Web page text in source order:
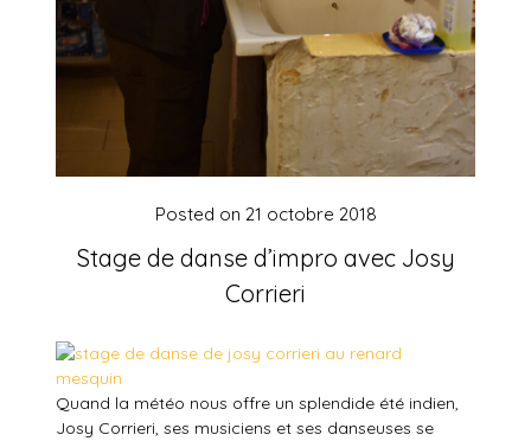
Stage de danse d’impro avec Josy
Corrieri
Posted on 21 octobre 2018
Quand la météo nous offre un splendide été indien,
Josy Corrieri, ses musiciens et ses danseuses se